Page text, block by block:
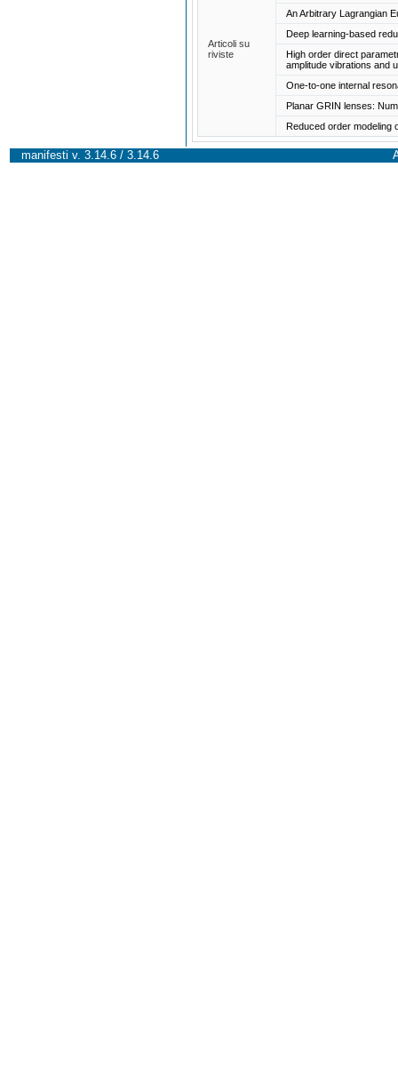
Articoli su
riviste
An Arbitrary Lagrangian
Deep learning-based
High order direct
amplitude vibrations and
One-to-one internal
Planar GRIN lenses:
Reduced order modeling
manifesti v. 3.14.6 / 3.14.6